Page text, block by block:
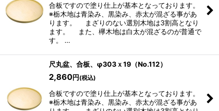
合板ですので塗り仕上が基本となっております。
※栃木地は青染み、黒染み、赤太が混ざる事があ
ります。 まざりのない選別木地は3割高となり
ます。 また、欅木地は白太が混ざるのが普通で
す。 …
尺丸盆、合板、φ303ｘ19（No.112）
2,860円(税込)
合板ですので塗り仕上が基本となっております。
※栃木地は青染み、黒染み、赤太が混ざる事があ